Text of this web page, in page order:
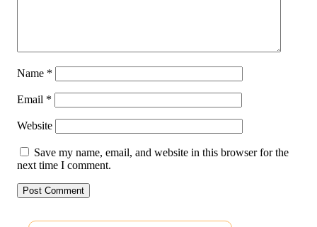
Name *
Email *
Website
Save my name, email, and website in this browser for the
next time I comment.